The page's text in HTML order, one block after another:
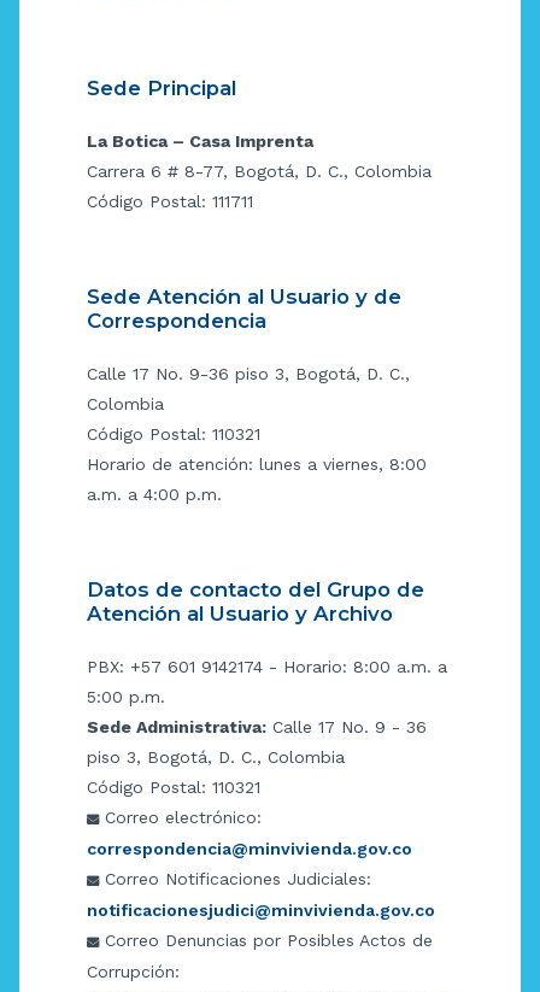
Sede Principal
La Botica – Casa Imprenta
Carrera 6 # 8-77, Bogotá, D. C., Colombia
Código Postal: 111711
Sede Atención al Usuario y de
Correspondencia
Calle 17 No. 9-36 piso 3, Bogotá, D. C.,
Colombia
Código Postal: 110321
Horario de atención: lunes a viernes, 8:00
a.m. a 4:00 p.m.
Datos de contacto del Grupo de
Atención al Usuario y Archivo
PBX: +57 601 9142174 - Horario: 8:00 a.m. a
5:00 p.m.
Sede Administrativa: Calle 17 No. 9 - 36
piso 3, Bogotá, D. C., Colombia
Código Postal: 110321
Correo electrónico:
correspondencia@minvivienda.gov.co
Correo Notificaciones Judiciales:
notificacionesjudici@minvivienda.gov.co
Correo Denuncias por Posibles Actos de
Corrupción: